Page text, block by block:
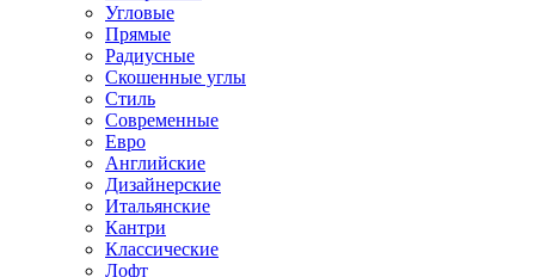
Угловые
Прямые
Радиусные
Скошенные углы
Стиль
Современные
Евро
Английские
Дизайнерские
Итальянские
Кантри
Классические
Лофт